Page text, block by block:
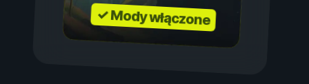
✓ Mody włączone